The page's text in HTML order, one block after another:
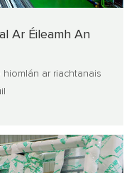
Ar Éileamh An
ar riachtanais